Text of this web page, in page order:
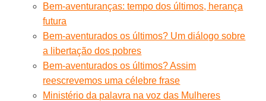
Bem-aventuranças: tempo dos últimos, herança
futura
Bem-aventurados os últimos? Um diálogo sobre
a libertação dos pobres
Bem-aventurados os últimos? Assim
reescrevemos uma célebre frase
Ministério da palavra na voz das Mulheres